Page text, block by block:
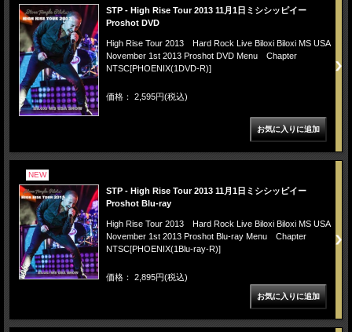
STP - High Rise Tour 2013 11月1日ミシシッピイー
Proshot DVD
High Rise Tour 2013 Hard Rock Live Biloxi Biloxi MS USA
November 1st 2013 Proshot DVD Menu Chapter
NTSC[PHOENIX(1DVD-R)]
価格： 2,595円(税込)
NEW
STP - High Rise Tour 2013 11月1日ミシシッピイー
Proshot Blu-ray
High Rise Tour 2013 Hard Rock Live Biloxi Biloxi MS USA
November 1st 2013 Proshot Blu-ray Menu Chapter
NTSC[PHOENIX(1Blu-ray-R)]
価格： 2,895円(税込)